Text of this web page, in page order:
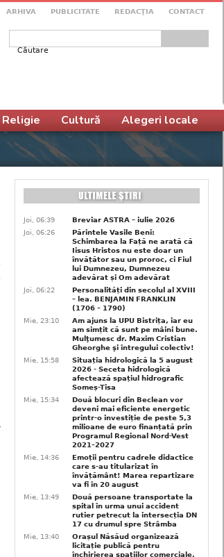
ARHIVA PUBLICITATE REDACŢIA CONTACT
Formular de căutare
Religie Cultură Alegeri locale
Joi, 06:39
Breviar ASTRA – iulie 2026
Joi, 06:26
Părintele Vasile Beni:
Schimbarea la Față ne arată că
Iisus Hristos nu este doar un
învățător sau un proroc, ci Fiul
lui Dumnezeu, Dumnezeu
adevărat și Om adevărat
Joi, 06:22
Personalități din secolul al XVIII
– lea. BENJAMIN FRANKLIN
(1706 – 1790)
Mie, 23:10
Am ajuns la UPU Bistrița, iar eu
am simțit că sunt pe mâini bune.
Mulţumesc dr. Maxim Cristian
Gheorghe şi întregului colectiv!
Mie, 15:58
Situația hidrologică la 5 august
2026 - Seceta hidrologică
afectează spațiul hidrografic
Someș-Tisa
Mie, 15:34
Două blocuri din Beclean vor
deveni mai eficiente energetic
printr-o investiție de peste 5,3
milioane de euro finanțată prin
Programul Regional Nord-Vest
2021–2027
Mie, 14:36
Emoții pentru cadrele didactice
care s-au titularizat în
învățământ! Marea repartizare
va fi în 20 august
Mie, 13:49
Două persoane transportate la
spital în urma unui accident
rutier petrecut la intersecția DN
17 cu drumul spre Strâmba
Mie, 13:40
Orașul Năsăud organizează
licitație publică pentru
închirierea spațiilor comerciale,